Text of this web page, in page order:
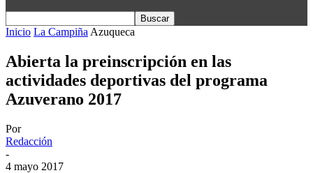
Inicio La Campiña Azuqueca
Abierta la preinscripción en las
actividades deportivas del programa
Azuverano 2017
Por
Redacción
-
4 mayo 2017